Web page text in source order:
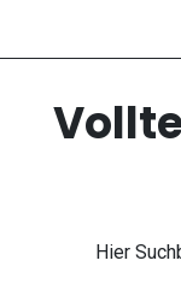
Hier